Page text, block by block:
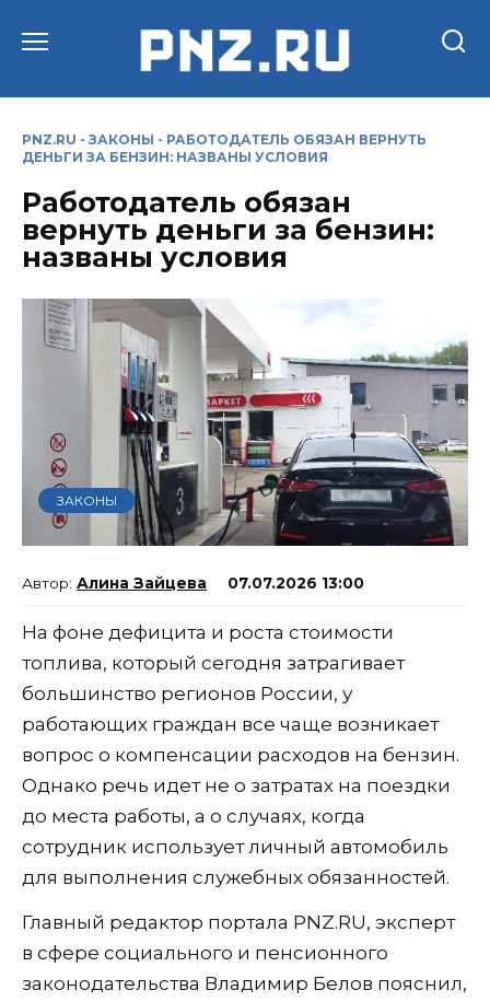
PNZ.RU - ЗАКОНЫ - РАБОТОДАТЕЛЬ ОБЯЗАН ВЕРНУТЬ
ДЕНЬГИ ЗА БЕНЗИН: НАЗВАНЫ УСЛОВИЯ
Работодатель обязан
вернуть деньги за бензин:
названы условия
ЗАКОНЫ
Алина Зайцева 07.07.2026 13:00
На фоне дефицита и роста стоимости
топлива, который сегодня затрагивает
большинство регионов России, у
работающих граждан все чаще возникает
вопрос о компенсации расходов на бензин.
Однако речь идет не о затратах на поездки
до места работы, а о случаях, когда
сотрудник использует личный автомобиль
для выполнения служебных обязанностей.
Главный редактор портала PNZ.RU, эксперт
в сфере социального и пенсионного
законодательства Владимир Белов пояснил,